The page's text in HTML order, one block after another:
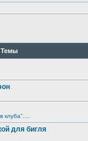
Темы
для бигля